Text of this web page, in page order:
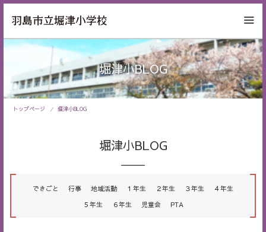
堀津小BLOG
トップページ 堀津小BLOG
堀津小BLOG
できごと 行事 地域活動 １年生 ２年生 ３年生
４年生
５年生
６年生 児童会 PTA